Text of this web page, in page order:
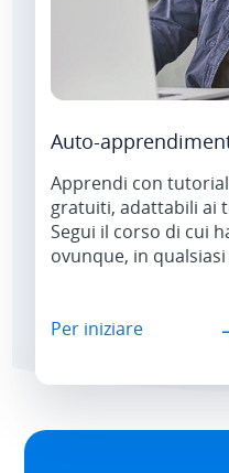
Auto-
Apprendi con
gratuiti, adattabili ai
Segui il corso di cui
ovunque, in
Per iniziare